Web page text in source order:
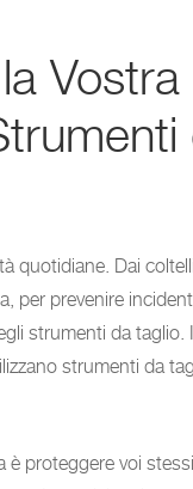
Vostra
quotidiane. Dai
per prevenire
strumenti da
strumenti da
proteggere voi